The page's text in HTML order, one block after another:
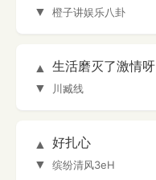
▼
橙子讲娱乐八卦
▲
▼
生活磨灭了激情呀
川臧线
▲
▼
好扎心
缤纷清风3eH